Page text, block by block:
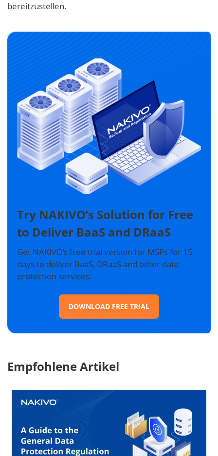
bereitzustellen.
Try NAKIVO’s Solution for Free
to Deliver BaaS and DRaaS
Get NAKIVO’s free trial version for MSPs for 15
days to deliver BaaS, DRaaS and other data
protection services.
DOWNLOAD FREE TRIAL
Empfohlene Artikel